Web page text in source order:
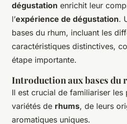
dégustation enrichit leur
l’expérience de dégustation.
bases du rhum, incluant les
caractéristiques distinctives,
étape importante.
Introduction aux bases du
Il est crucial de familiariser les
variétés de rhums, de leurs
aromatiques uniques.